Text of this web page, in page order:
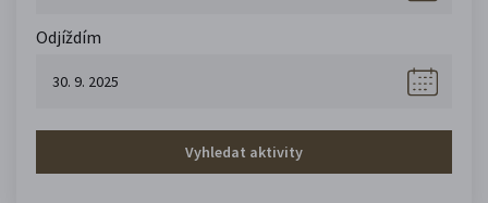
Odjíždím
Vyhledat aktivity